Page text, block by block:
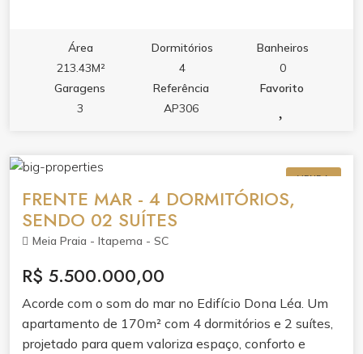
Área
213.43M²
Dormitórios
4
Banheiros
0
Garagens
3
Referência
AP306
Favorito
VENDA
FRENTE MAR - 4 DORMITÓRIOS,
SENDO 02 SUÍTES
Meia Praia - Itapema - SC
R$ 5.500.000,00
Acorde com o som do mar no Edifício Dona Léa. Um
apartamento de 170m² com 4 dormitórios e 2 suítes,
projetado para quem valoriza espaço, conforto e